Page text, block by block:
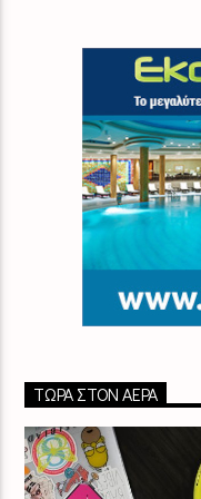
ΤΏΡΑ ΣΤΟΝ ΑΈΡΑ